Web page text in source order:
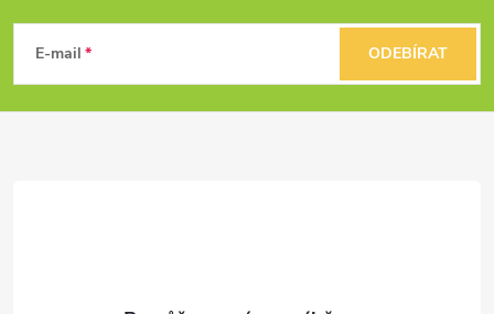
p
E-mail ODEBÍRAT